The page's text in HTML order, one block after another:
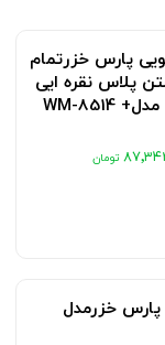
پارس خزرتمام
پلاس نقره ایی
پارس خزرمدل